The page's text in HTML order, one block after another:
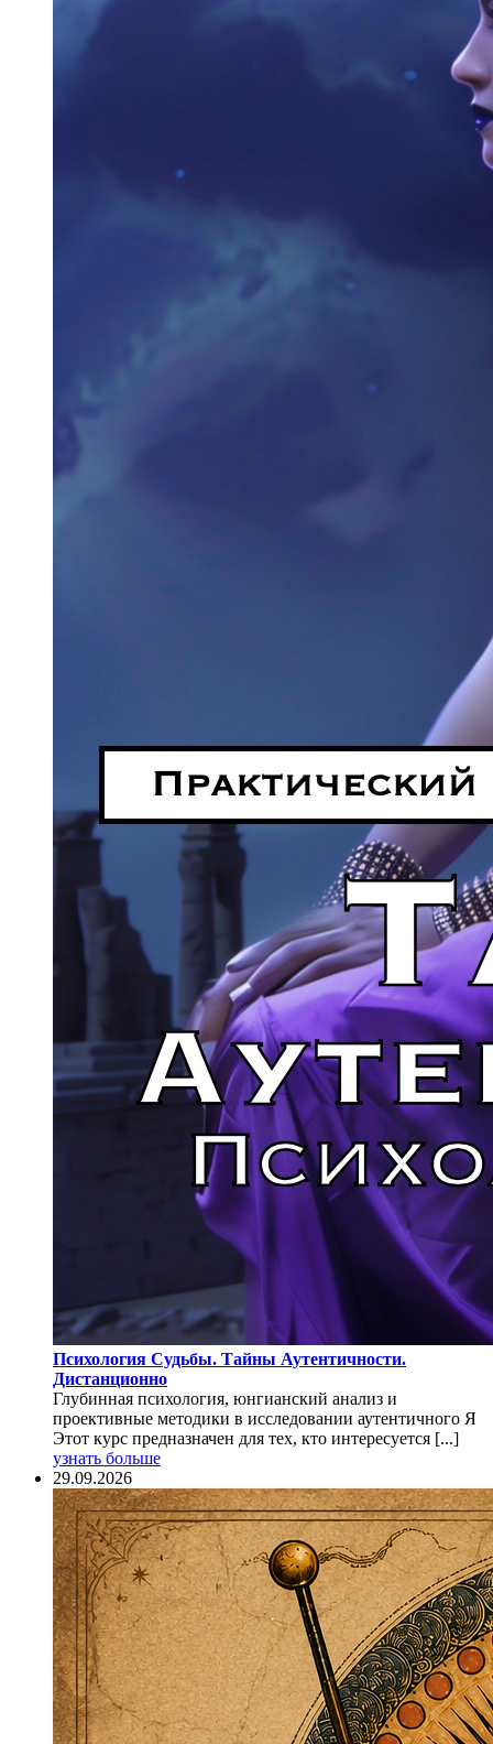
Психология Судьбы. Тайны Аутентичности.
Дистанционно
Глубинная психология, юнгианский анализ и
проективные методики в исследовании аутентичного Я
Этот курс предназначен для тех, кто интересуется [...]
узнать больше
29.09.2026